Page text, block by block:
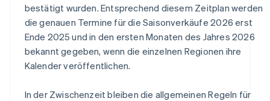
bestätigt wurden. Entsprechend diesem Zeitplan werden
die genauen Termine für die Saisonverkäufe 2026 erst
Ende 2025 und in den ersten Monaten des Jahres 2026
bekannt gegeben, wenn die einzelnen Regionen ihre
Kalender veröffentlichen.
In der Zwischenzeit bleiben die allgemeinen Regeln für